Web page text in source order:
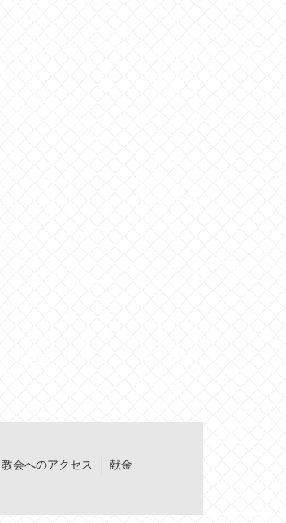
教会へのアクセス 献金